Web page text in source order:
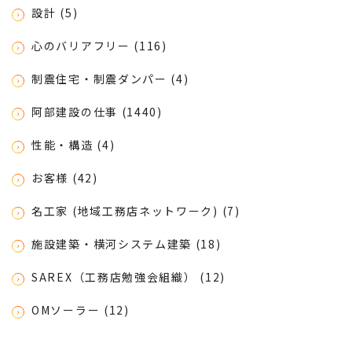
設計 (5)
心のバリアフリー (116)
制震住宅・制震ダンパー (4)
阿部建設の仕事 (1440)
性能・構造 (4)
お客様 (42)
名工家 (地域工務店ネットワーク) (7)
施設建築・横河システム建築 (18)
SAREX（工務店勉強会組織） (12)
OMソーラー (12)